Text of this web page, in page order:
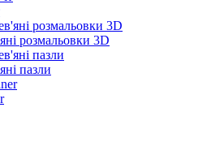
розмальовки 3D
пазли